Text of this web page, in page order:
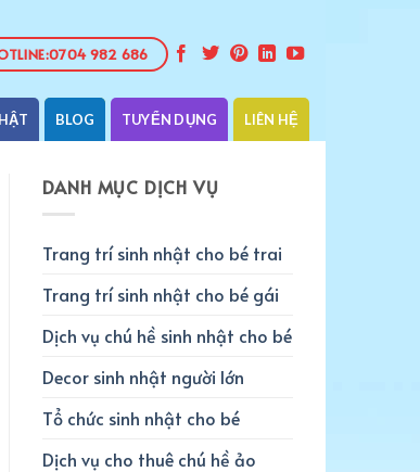
982 686
BLOG TUYỂN DỤNG LIÊN HỆ
DANH MỤC DỊCH VỤ
Trang trí sinh nhật cho bé trai
Trang trí sinh nhật cho bé gái
Dịch vụ chú hề sinh nhật cho bé
Decor sinh nhật người lớn
Tổ chức sinh nhật cho bé
Dịch vụ cho thuê chú hề ảo